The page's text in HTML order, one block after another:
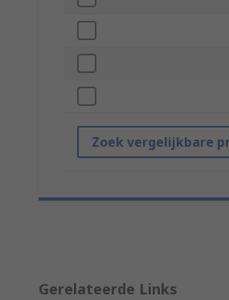
Zoek vergelijkbare
Gerelateerde Links